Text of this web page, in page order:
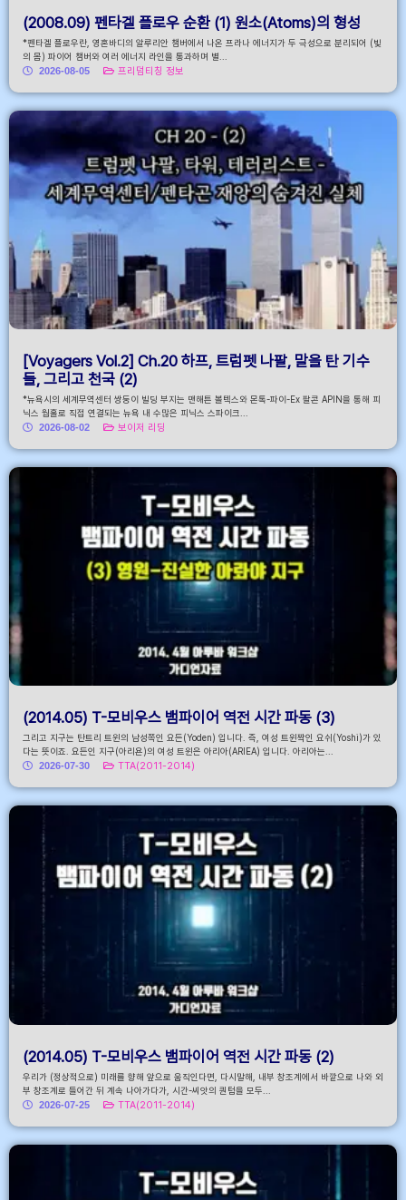
(2008.09) 펜타겔 플로우 순환 (1) 원소(Atoms)의 형성
*펜타겔 플로우란, 영혼바디의 알루리안 챔버에서 나온 프라나 에너지가 두 극성으로 분리되어 (빛
의 몸) 파이어 챔버와 여러 에너지 라인을 통과하며 별...
2026-08-05
프리덤티칭 정보
[Voyagers Vol.2] Ch.20 하프, 트럼펫 나팔, 말을 탄 기수
들, 그리고 천국 (2)
*뉴욕시의 세계무역센터 쌍둥이 빌딩 부지는 맨해튼 볼텍스와 몬톡-파이-Ex 팔콘 APIN을 통해 피
닉스 웜홀로 직접 연결되는 뉴욕 내 수많은 피닉스 스파이크...
2026-08-02
보이저 리딩
(2014.05) T-모비우스 뱀파이어 역전 시간 파동 (3)
그리고 지구는 탄트리 트윈의 남성쪽인 요든(Yoden) 입니다. 즉, 여성 트윈짝인 요쉬(Yoshi)가 있
다는 뜻이죠. 요든인 지구(아리욘)의 여성 트윈은 아리아(ARIEA) 입니다. 아리아는...
2026-07-30
TTA(2011-2014)
(2014.05) T-모비우스 뱀파이어 역전 시간 파동 (2)
우리가 (정상적으로) 미래를 향해 앞으로 움직인다면, 다시말해, 내부 창조계에서 바깥으로 나와 외
부 창조계로 들어간 뒤 계속 나아가다가, 시간-씨앗의 퀀텀을 모두...
2026-07-25
TTA(2011-2014)